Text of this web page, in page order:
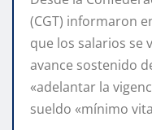
(CGT) informaron
que los salarios se
avance sostenido
«adelantar la
sueldo «mínimo